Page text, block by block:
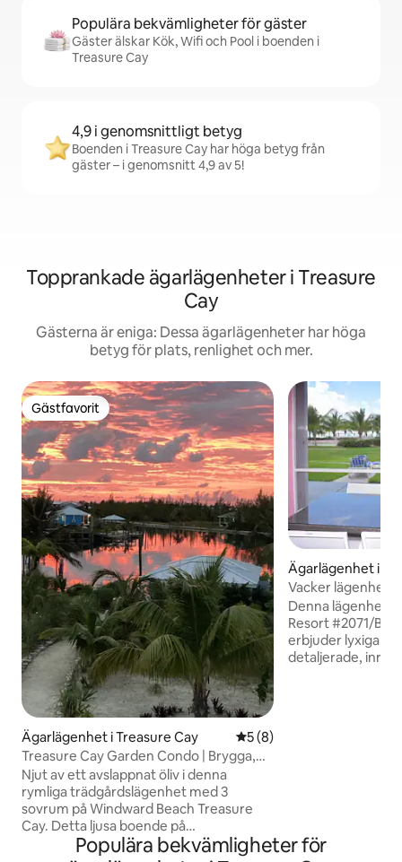
Populära bekvämligheter för gäster
Gäster älskar Kök, Wifi och Pool i boenden i
Treasure Cay
4,9 i genomsnittligt betyg
Boenden i Treasure Cay har höga betyg från
gäster – i genomsnitt 4,9 av 5!
Topprankade ägarlägenheter i Treasure
Cay
Gästerna är eniga: Dessa ägarlägenheter har höga
betyg för plats, renlighet och mer.
Gästfavorit
Gästfavorit
Ägarlägenhet i Treasure Cay 5 av 5 i genomsnittligt
5 (8)
Treasure Cay Garden Condo | Brygga,
altan och strand
Njut av ett avslappnat öliv i denna
rymliga trädgårdslägenhet med 3
sovrum på Windward Beach Treasure
Cay. Detta ljusa boende på
trädgårdsnivå ligger under huvudhuset
Ägarlägenhet i
Vacker lägenhet
Denna lägenhet
Resort #2071/
erbjuder lyxiga,
detaljerade,
och tvättstuga.
Populära bekvämligheter för